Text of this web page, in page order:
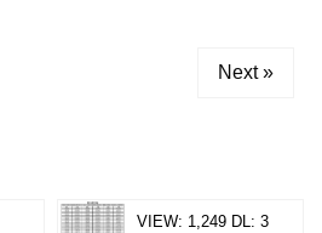
Next »
VIEW: 1,249 DL: 3